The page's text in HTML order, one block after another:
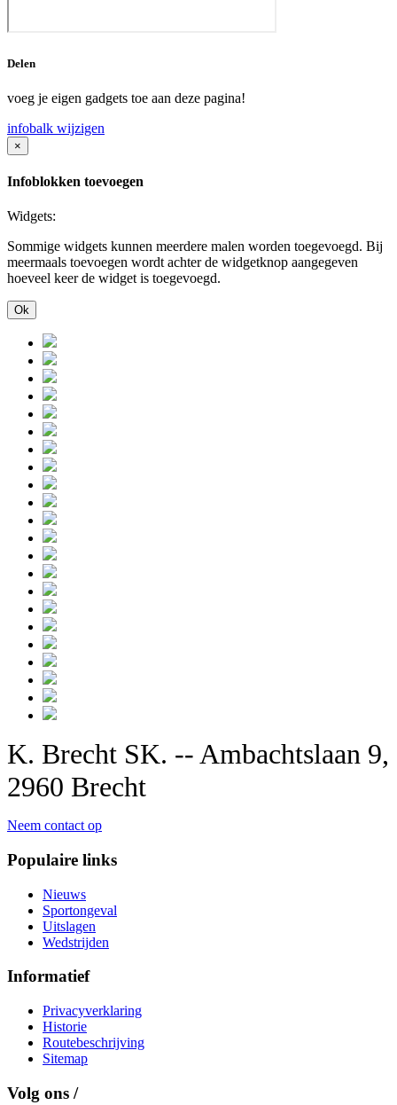
Delen
voeg je eigen gadgets toe aan deze pagina!
infobalk wijzigen
×
Infoblokken toevoegen
Widgets:
Sommige widgets kunnen meerdere malen worden toegevoegd. Bij
meermaals toevoegen wordt achter de widgetknop aangegeven
hoeveel keer de widget is toegevoegd.
Ok
K. Brecht SK. -- Ambachtslaan 9,
2960 Brecht
Neem contact op
Populaire links
Nieuws
Sportongeval
Uitslagen
Wedstrijden
Informatief
Privacyverklaring
Historie
Routebeschrijving
Sitemap
Volg ons /